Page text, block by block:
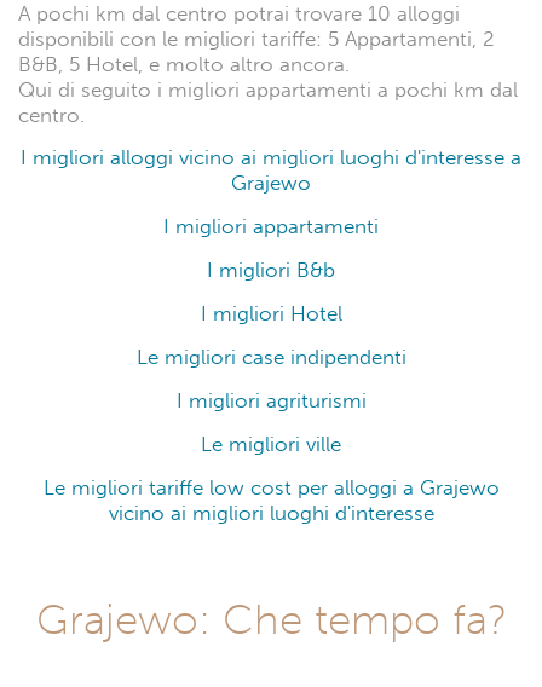
A pochi km dal centro potrai trovare 10 alloggi
disponibili con le migliori tariffe: 5 Appartamenti, 2
B&B, 5 Hotel, e molto altro ancora.
Qui di seguito i migliori appartamenti a pochi km dal
centro.
I migliori alloggi vicino ai migliori luoghi d'interesse a
Grajewo
I migliori appartamenti
I migliori B&b
I migliori Hotel
Le migliori case indipendenti
I migliori agriturismi
Le migliori ville
Le migliori tariffe low cost per alloggi a Grajewo
vicino ai migliori luoghi d'interesse
Grajewo: Che tempo fa?